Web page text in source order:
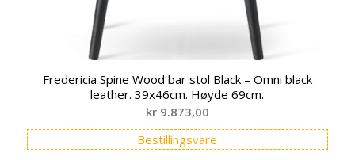
Fredericia Spine Wood bar stol Black – Omni black
leather. 39x46cm. Høyde 69cm.
kr9.873,00
Bestillingsvare